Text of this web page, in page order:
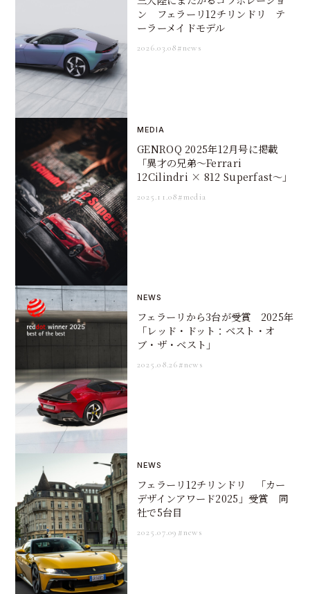
ン フェラーリ12チリンドリ テ
ーラーメイドモデル
2026.03.08#news
MEDIA
GENROQ 2025年12月号に掲載
「異才の兄弟〜Ferrari
12Cilindri × 812 Superfast〜」
2025.11.08#media
NEWS
フェラーリから3台が受賞 2025年
「レッド・ドット：ベスト・オ
ブ・ザ・ベスト」
2025.08.26#news
NEWS
フェラーリ12チリンドリ 「カー
デザインアワード2025」受賞 同
社で5台目
2025.07.09 #news